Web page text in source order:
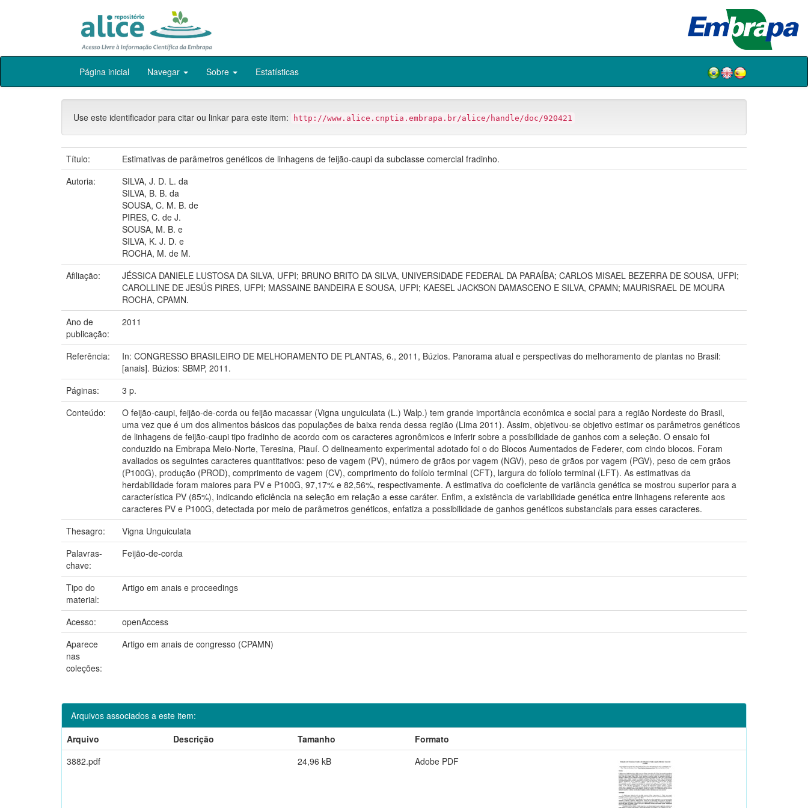
Skip
Página inicial Navegar Sobre Estatísticas
Use este identificador para citar ou linkar para este item: http://www.alice.cnptia.embrapa.br/alice/handle/doc/920421
Título:
Estimativas de parâmetros genéticos de linhagens de feijão-caupi da subclasse comercial fradinho.
Autoria:
SILVA, J. D. L. da
SILVA, B. B. da
SOUSA, C. M. B. de
PIRES, C. de J.
SOUSA, M. B. e
SILVA, K. J. D. e
ROCHA, M. de M.
Afiliação:
JÉSSICA DANIELE LUSTOSA DA SILVA, UFPI; BRUNO BRITO DA SILVA, UNIVERSIDADE FEDERAL DA PARAÍBA; CARLOS MISAEL BEZERRA DE SOUSA, UFPI;
CAROLLINE DE JESÚS PIRES, UFPI; MASSAINE BANDEIRA E SOUSA, UFPI; KAESEL JACKSON DAMASCENO E SILVA, CPAMN; MAURISRAEL DE MOURA
ROCHA, CPAMN.
Ano de
publicação:
2011
Referência:
In: CONGRESSO BRASILEIRO DE MELHORAMENTO DE PLANTAS, 6., 2011, Búzios. Panorama atual e perspectivas do melhoramento de plantas no Brasil:
[anais]. Búzios: SBMP, 2011.
Páginas:
3 p.
Conteúdo:
O feijão-caupi, feijão-de-corda ou feijão macassar (Vigna unguiculata (L.) Walp.) tem grande importância econômica e social para a região Nordeste do Brasil,
uma vez que é um dos alimentos básicos das populações de baixa renda dessa região (Lima 2011). Assim, objetivou-se objetivo estimar os parâmetros genéticos
de linhagens de feijão-caupi tipo fradinho de acordo com os caracteres agronômicos e inferir sobre a possibilidade de ganhos com a seleção. O ensaio foi
conduzido na Embrapa Meio-Norte, Teresina, Piauí. O delineamento experimental adotado foi o do Blocos Aumentados de Federer, com cindo blocos. Foram
avaliados os seguintes caracteres quantitativos: peso de vagem (PV), número de grãos por vagem (NGV), peso de grãos por vagem (PGV), peso de cem grãos
(P100G), produção (PROD), comprimento de vagem (CV), comprimento do folíolo terminal (CFT), largura do folíolo terminal (LFT). As estimativas da
herdabilidade foram maiores para PV e P100G, 97,17% e 82,56%, respectivamente. A estimativa do coeficiente de variância genética se mostrou superior para a
característica PV (85%), indicando eficiência na seleção em relação a esse caráter. Enfim, a existência de variabilidade genética entre linhagens referente aos
caracteres PV e P100G, detectada por meio de parâmetros genéticos, enfatiza a possibilidade de ganhos genéticos substanciais para esses caracteres.
Thesagro:
Vigna Unguiculata
Palavras-
chave:
Feijão-de-corda
Tipo do
material:
Artigo em anais e proceedings
Acesso:
openAccess
Aparece
nas
coleções:
Artigo em anais de congresso (CPAMN)
Arquivos associados a este item:
Arquivo
Descrição Tamanho
Formato
3882.pdf
24,96 kB Adobe PDF